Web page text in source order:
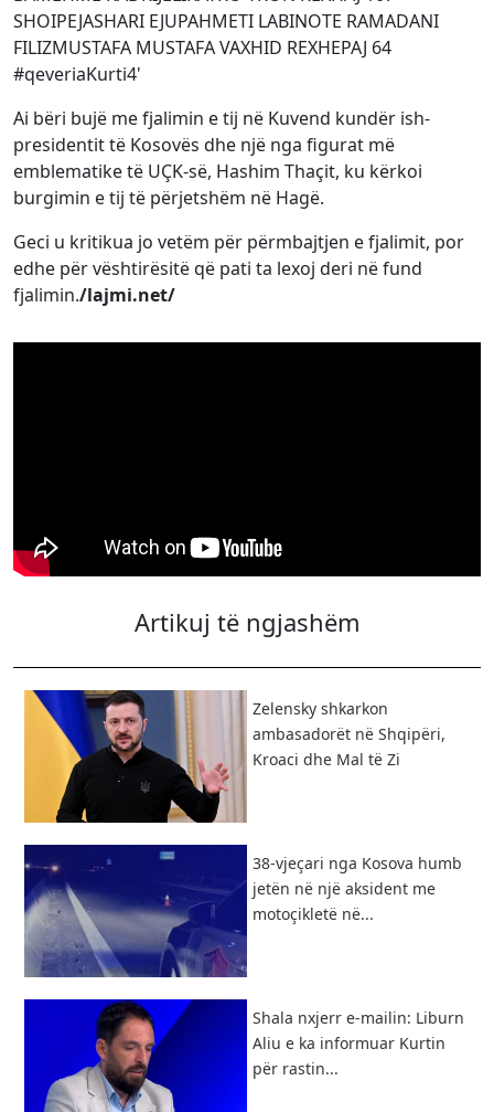
Ai bëri bujë me fjalimin e tij në Kuvend kundër ish-
presidentit të Kosovës dhe një nga figurat më
emblematike të UÇK-së, Hashim Thaçit, ku kërkoi
burgimin e tij të përjetshëm në Hagë.
Geci u kritikua jo vetëm për përmbajtjen e fjalimit, por
edhe për vështirësitë që pati ta lexoj deri në fund
fjalimin./lajmi.net/
Artikuj të ngjashëm
Zelensky shkarkon
ambasadorët në Shqipëri,
Kroaci dhe Mal të Zi
38-vjeçari nga Kosova humb
jetën në një aksident me
motoçikletë në...
Shala nxjerr e-mailin: Liburn
Aliu e ka informuar Kurtin
për rastin...